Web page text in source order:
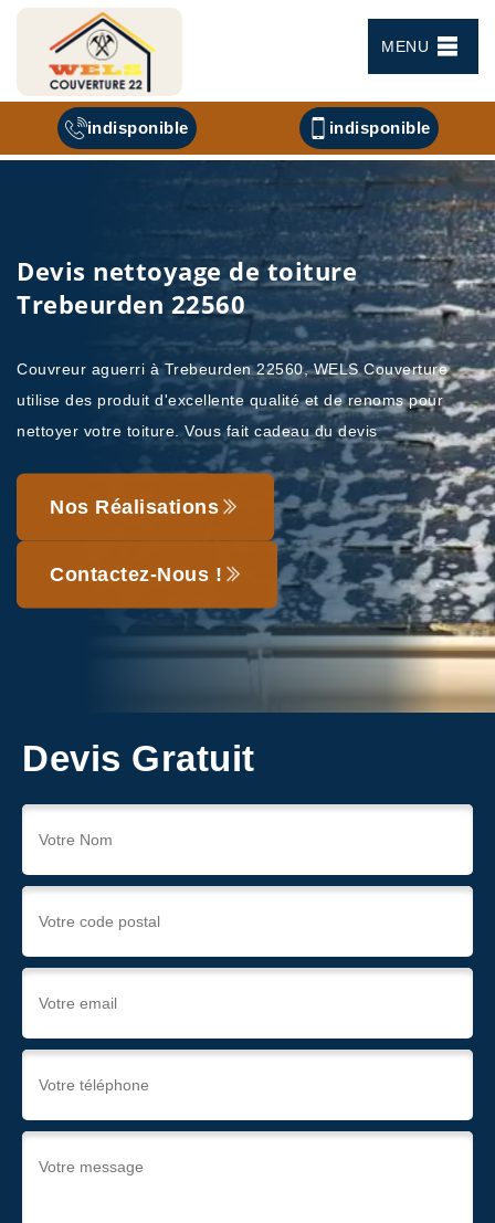
MENU
indisponible indisponible
Devis nettoyage de toiture
Trebeurden 22560
Couvreur aguerri à Trebeurden 22560, WELS Couverture
utilise des produit d'excellente qualité et de renoms pour
nettoyer votre toiture. Vous fait cadeau du devis
Nos Réalisations
Contactez-Nous !
Devis Gratuit